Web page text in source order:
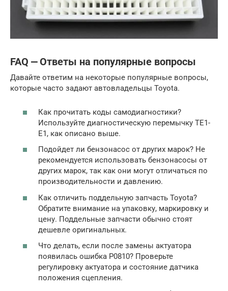
FAQ ⎼ Ответы на популярные вопросы
Давайте ответим на некоторые популярные вопросы,
которые часто задают автовладельцы Toyota.
Как прочитать коды самодиагностики?
Используйте диагностическую перемычку TE1-
E1, как описано выше.
Подойдет ли бензонасос от других марок? Не
рекомендуется использовать бензонасосы от
других марок, так как они могут отличаться по
производительности и давлению.
Как отличить поддельную запчасть Toyota?
Обратите внимание на упаковку, маркировку и
цену. Поддельные запчасти обычно стоят
дешевле оригинальных.
Что делать, если после замены актуатора
появилась ошибка P0810? Проверьте
регулировку актуатора и состояние датчика
положения сцепления.